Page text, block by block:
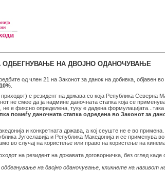
ОДБЕГНУВАЊЕ НА ДВОЈНО ОДАНОЧУВАЊЕ
од член 21 на Законот за данок на добивка,
е резидент на држава со која Република
не смее да ја надмине даночната стапка која се
е фиксно определена, туку е дадена
помеѓу даночната стапка одредена во Законот за
и конкретната држава, а кој сеуште не е во примена.
Југославија и Република Македонија и се применува
во случај на користење или право на користење на
на резидент на државата договорничка, без оглед
на двојно оданочување, кликнете на називот